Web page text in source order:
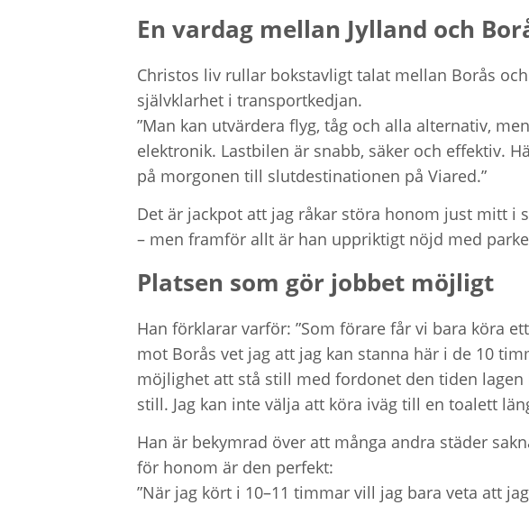
En vardag mellan Jylland och
Christos liv rullar bokstavligt talat mellan Borås
självklarhet i transportkedjan.
”Man kan utvärdera flyg, tåg och alla alternativ,
elektronik. Lastbilen är snabb, säker och effektiv.
på morgonen till slutdestinationen på Viared.”
Det är jackpot att jag råkar störa honom just mitt i
– men framför allt är han uppriktigt nöjd med
Platsen som gör jobbet möjligt
Han förklarar varför: ”Som förare får vi bara köra
mot Borås vet jag att jag kan stanna här i de 10
möjlighet att stå still med fordonet den tiden
still. Jag kan inte välja att köra iväg till en toalett
Han är bekymrad över att många andra städer
för honom är den perfekt:
”När jag kört i 10–11 timmar vill jag bara veta att